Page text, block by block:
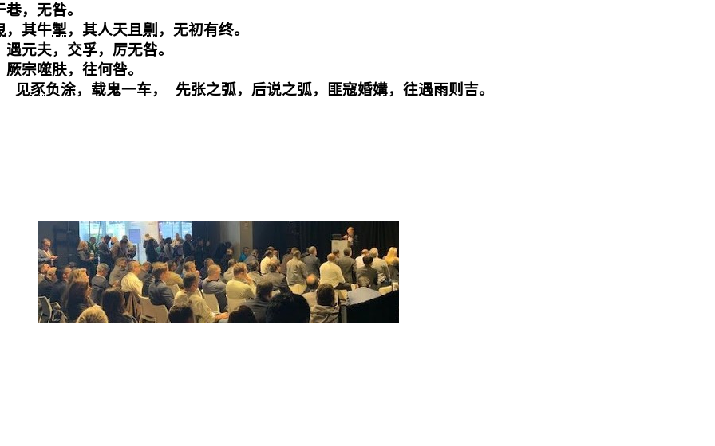
，无咎。
，其牛掣，其人天且劓 ，无初有终。
元夫，交孚，厉无咎。
宗噬肤，往何咎。
见豕负涂，载鬼一车， 先张之弧，后说之弧，匪寇婚媾，往遇雨则吉。